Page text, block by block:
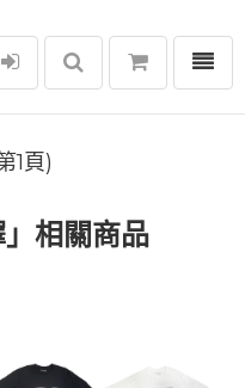
選單
1頁)
相關商品